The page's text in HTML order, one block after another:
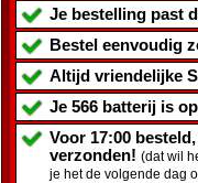
Je bestelling past
Bestel eenvoudig
Altijd vriendelijke
Je 566 batterij is
Voor 17:00
verzonden! (dat wil
je het de volgende dag